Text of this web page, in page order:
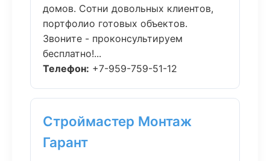
домов. Сотни довольных клиентов,
портфолио готовых объектов.
Звоните - проконсультируем
бесплатно!...
Телефон: +7-959-759-51-12
Строймастер Монтаж
Гарант